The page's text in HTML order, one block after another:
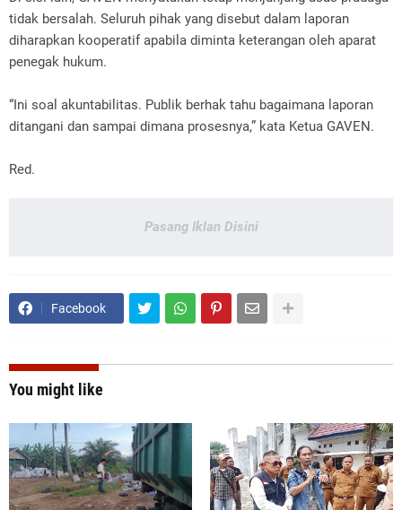
tidak bersalah. Seluruh pihak yang disebut dalam laporan
diharapkan kooperatif apabila diminta keterangan oleh aparat
penegak hukum.
“Ini soal akuntabilitas. Publik berhak tahu bagaimana laporan
ditangani dan sampai dimana prosesnya,” kata Ketua GAVEN.
Red.
Pasang Iklan Disini
Facebook
You might like